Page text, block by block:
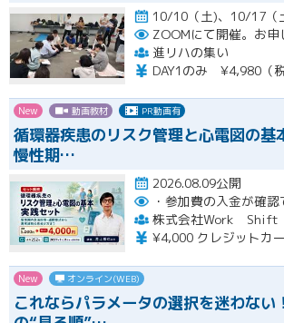
進リハの集い
New 動画教材 PR動画有
循環器疾患のリスク管理と心電図の基
慢性期…
2026.08.09公開
株式会社Work Shift
New オンライン(WEB)
これならパラメータの選択を迷わない